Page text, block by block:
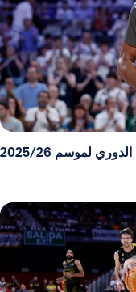
لموسم 2025/26